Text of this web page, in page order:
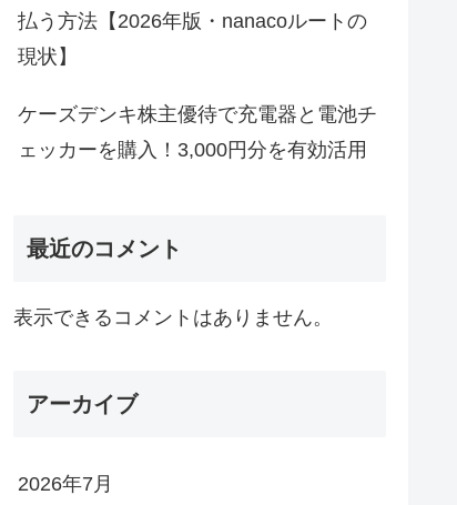
払う方法【2026年版・nanacoルートの
現状】
ケーズデンキ株主優待で充電器と電池チ
ェッカーを購入！3,000円分を有効活用
最近のコメント
表示できるコメントはありません。
アーカイブ
2026年7月